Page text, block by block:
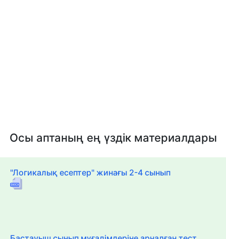
Осы аптаның ең үздік материалдары
"Логикалық есептер" жинағы 2-4 сынып